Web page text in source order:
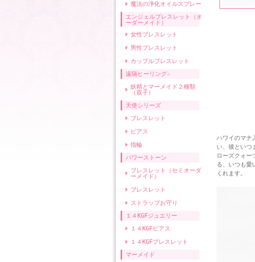
魔法の浄化オイルスプレー
エンジェルブレスレット（オ
ーダーメイド）
女性ブレスレット
男性ブレスレット
カップルブレスレット
遠隔ヒーリング☆
妖精とマーメイド２種類
（双子）
天使シリーズ
ブレスレット
ピアス
指輪
パワーストーン
ブレスレット（セミオーダ
ーメイド）
ブレスレット
ストラップお守り
１４KGFジュエリー
１４KGFピアス
１４KGFブレスレット
マーメイド
ハワイのマナ
い、彼といつ
ローズクォー
る、いつも愛
くれます。